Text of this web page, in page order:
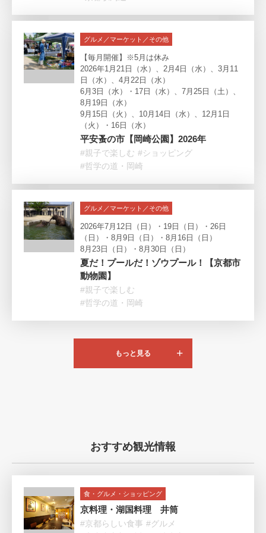
グルメ／マーケット／その他
【毎月開催】※5月は休み
2026年1月21日（水）、2月4日（水）、3月11
日（水）、4月22日（水）
6月3日（水）・17日（水）、7月25日（土）、
8月19日（水）
9月15日（火）、10月14日（水）、12月1日
（火）・16日（水）
平安蚤の市【岡崎公園】2026年
#親子で楽しむ #ショッピング
#哲学の道・岡崎
グルメ／マーケット／その他
2026年7月12日（日）・19日（日）・26日
（日）・8月9日（日）・8月16日（日）
8月23日（日）・8月30日（日）
夏だ！プールだ！ゾウプール！【京都市
動物園】
#親子で楽しむ
#哲学の道・岡崎
もっと見る
おすすめ観光情報
食・グルメ・ショッピング
京料理・湖国料理 井筒
#京都らしい食事 #グルメ